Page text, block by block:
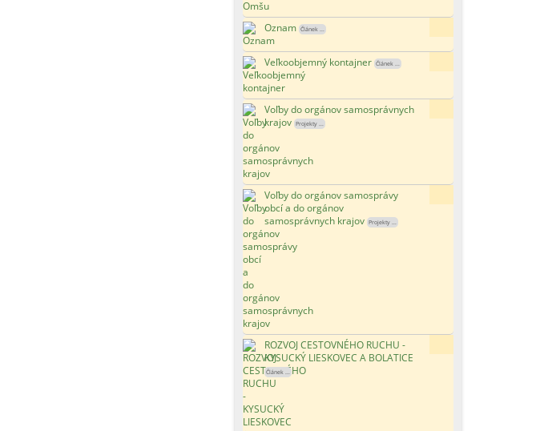
Oznam Článek ...
Veľkoobjemný kontajner Článek ...
Voľby do orgánov samosprávnych
krajov Projekty ...
Voľby do orgánov samosprávy
obcí a do orgánov
samosprávnych krajov Projekty ...
ROZVOJ CESTOVNÉHO RUCHU -
KYSUCKÝ LIESKOVEC A BOLATICE
Článek ...